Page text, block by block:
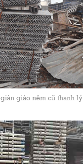
giàn giáo nêm cũ thanh lý